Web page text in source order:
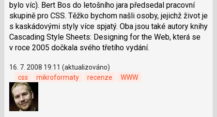
bylo víc). Bert Bos do letošního jara předsedal pracovní
skupině pro CSS. Těžko bychom našli osoby, jejichž život je
s kaskádovými styly více spjatý. Oba jsou také autory knihy
Cascading Style Sheets: Designing for the Web, která se
v roce 2005 dočkala svého třetího vydání.
16. 7. 2008 19:11 (aktualizováno)
css
mikroformaty recenze WWW